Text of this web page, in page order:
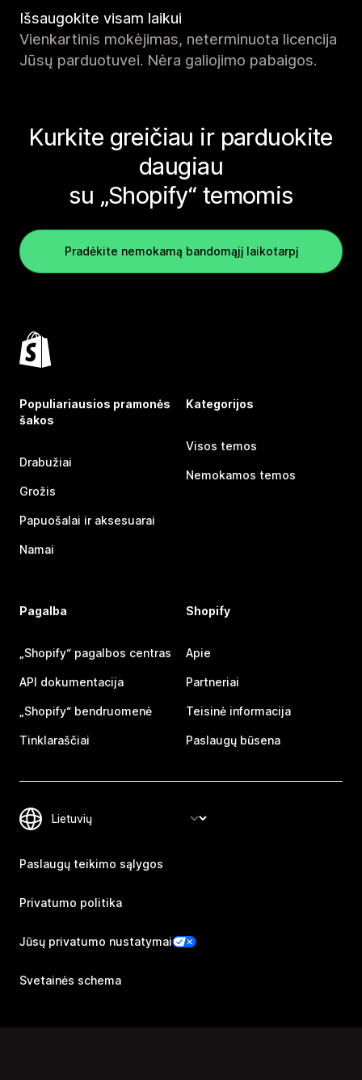
Išsaugokite visam laikui
Vienkartinis mokėjimas, neterminuota licencija
Jūsų parduotuvei. Nėra galiojimo pabaigos.
Kurkite greičiau ir parduokite
daugiau
su „Shopify“ temomis
Pradėkite nemokamą bandomąjį laikotarpį
Populiariausios pramonės
šakos
Drabužiai
Grožis
Papuošalai ir aksesuarai
Namai
Kategorijos
Visos temos
Nemokamos temos
Pagalba
„Shopify“ pagalbos centras
API dokumentacija
„Shopify“ bendruomenė
Tinklaraščiai
Shopify
Apie
Partneriai
Teisinė informacija
Paslaugų būsena
Paslaugų teikimo sąlygos
Privatumo politika
Jūsų privatumo nustatymai
Svetainės schema